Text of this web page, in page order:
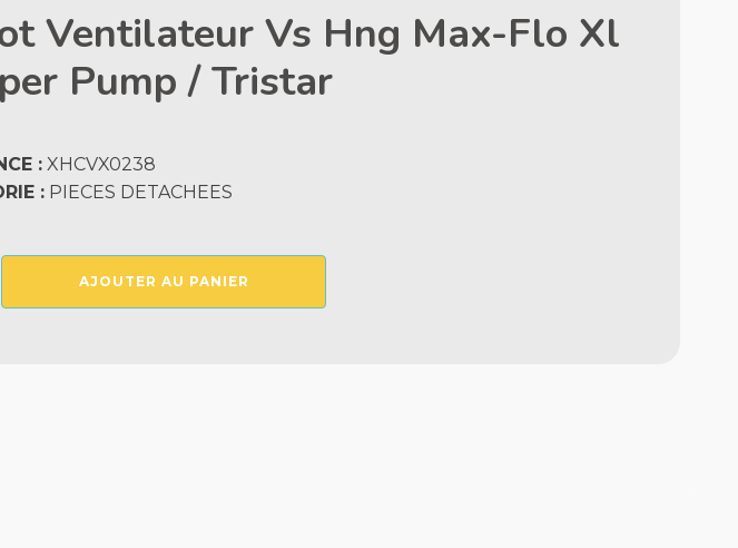
Ventilateur Vs Hng Max-Flo Xl
Pump / Tristar
: XHCVX0238
: PIECES DETACHEES
AJOUTER AU PANIER